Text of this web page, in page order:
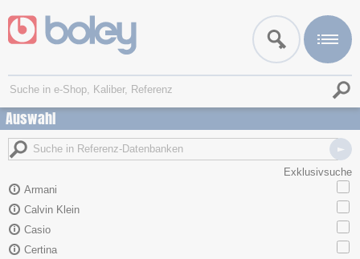
Auswahl
Exklusivsuche
Armani
Calvin Klein
Casio
Certina